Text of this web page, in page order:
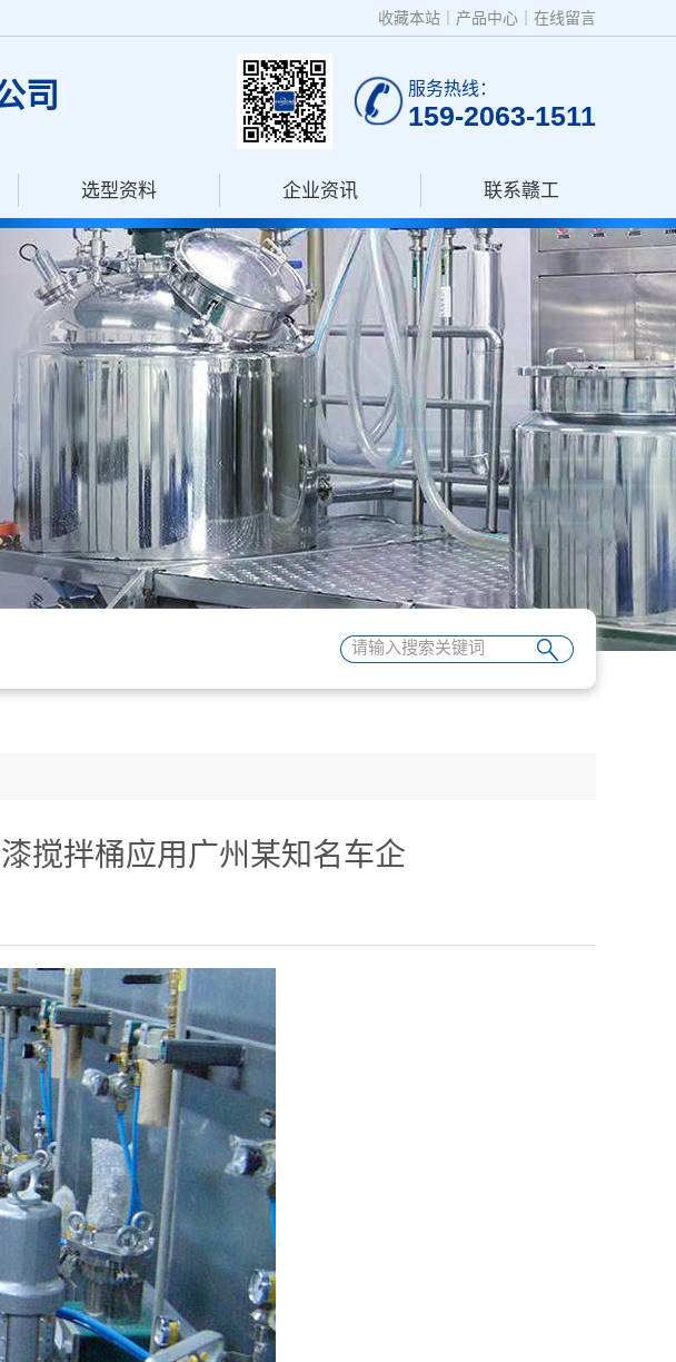
收藏本站 产品中心 在线留言
司 服务热线：
159-2063-1511
选型资料 企业资讯 联系赣工
搅拌桶应用广州某知名车企